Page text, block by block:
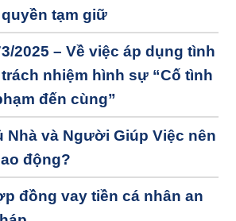
tạm giữ
2025 – Về việc áp dụng tình
nhiệm hình sự “Cố tình
đến cùng”
Nhà và Người Giúp Việc nên
động?
đồng vay tiền cá nhân an